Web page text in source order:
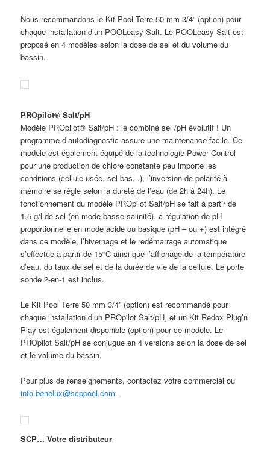
Nous recommandons le Kit Pool Terre 50 mm 3/4” (option) pour
chaque installation d’un POOLeasy Salt. Le POOLeasy Salt est
proposé en 4 modèles selon la dose de sel et du volume du
bassin.
PROpilot® Salt/pH
Modèle PROpilot® Salt/pH : le combiné sel /pH évolutif ! Un
programme d’autodiagnostic assure une maintenance facile. Ce
modèle est également équipé de la technologie Power Control
pour une production de chlore constante peu importe les
conditions (cellule usée, sel bas,..), l’inversion de polarité à
mémoire se règle selon la dureté de l’eau (de 2h à 24h). Le
fonctionnement du modèle PROpilot Salt/pH se fait à partir de
1,5 g/l de sel (en mode basse salinité). a régulation de pH
proportionnelle en mode acide ou basique (pH – ou +) est intégré
dans ce modèle, l’hivernage et le redémarrage automatique
s’effectue à partir de 15°C ainsi que l’affichage de la température
d’eau, du taux de sel et de la durée de vie de la cellule. Le porte
sonde 2-en-1 est inclus.
Le Kit Pool Terre 50 mm 3/4” (option) est recommandé pour
chaque installation d’un PROpilot Salt/pH, et un Kit Redox Plug’n
Play est également disponible (option) pour ce modèle. Le
PROpilot Salt/pH se conjugue en 4 versions selon la dose de sel
et le volume du bassin.
Pour plus de renseignements, contactez votre commercial ou
info.benelux@scppool.com.
SCP… Votre distributeur